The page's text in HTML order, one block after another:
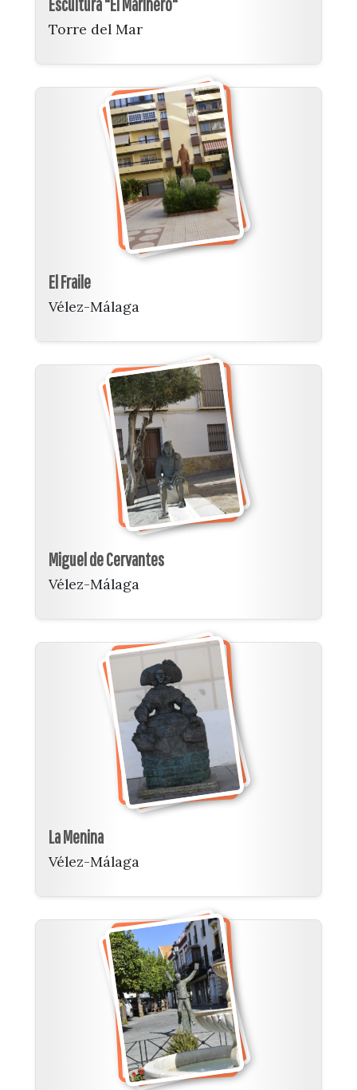
Escultura "El Marinero"
Torre del Mar
El Fraile
Vélez-Málaga
Miguel de Cervantes
Vélez-Málaga
La Menina
Vélez-Málaga